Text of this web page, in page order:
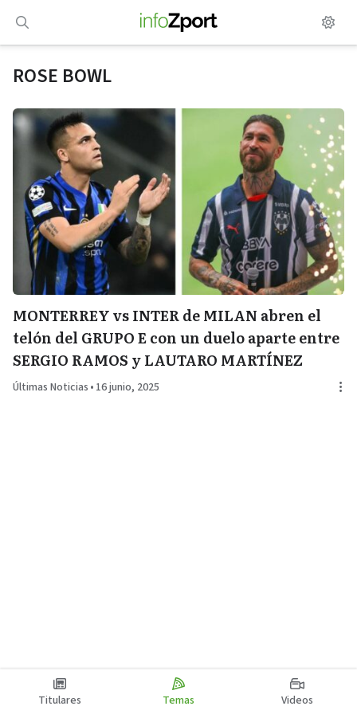
contenido
ROSE BOWL
MONTERREY vs INTER de MILAN abren el
telón del GRUPO E con un duelo aparte entre
SERGIO RAMOS y LAUTARO MARTÍNEZ
Últimas Noticias • 16 junio, 2025
Titulares Temas Videos